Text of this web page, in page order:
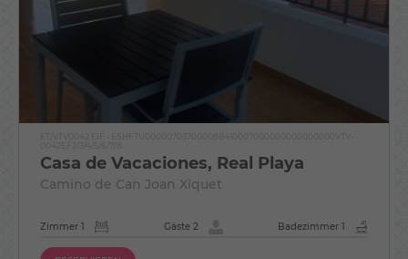
Casa de Vacaciones, Real Playa
Camino de Can Joan Xiquet
Zimmer 1 Gäste 2 Badezimmer 1